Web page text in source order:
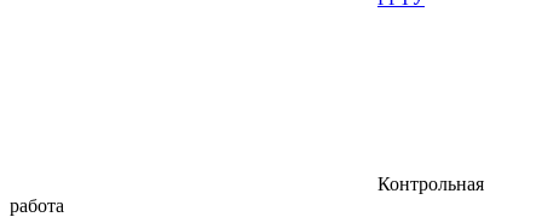
Контрольная
работа